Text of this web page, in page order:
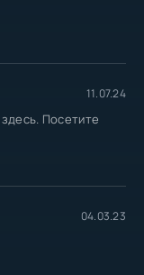
11.07.24
Посетите
04.03.23